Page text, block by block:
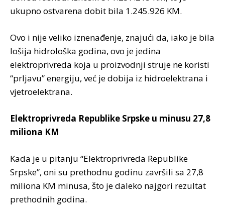
ukupno ostvarena dobit bila 1.245.926 KM.
Ovo i nije veliko iznenađenje, znajući da, iako je bila
lošija hidrološka godina, ovo je jedina
elektroprivreda koja u proizvodnji struje ne koristi
“prljavu” energiju, već je dobija iz hidroelektrana i
vjetroelektrana.
Elektroprivreda Republike Srpske u minusu 27,8
miliona KM
Kada je u pitanju “Elektroprivreda Republike
Srpske”, oni su prethodnu godinu završili sa 27,8
miliona KM minusa, što je daleko najgori rezultat
prethodnih godina.